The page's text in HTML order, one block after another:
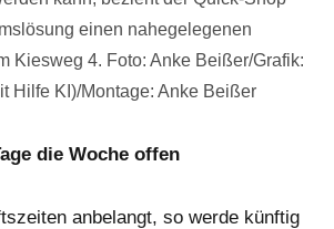
einen nahegelegenen
Kiesweg 4. Foto: Anke Beißer/Grafik:
Hilfe KI)/Montage: Anke Beißer
die Woche offen
anbelangt, so werde künftig